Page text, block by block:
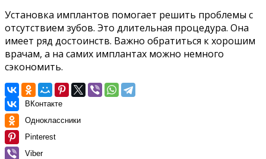
Установка имплантов помогает решить проблемы с
отсутствием зубов. Это длительная процедура. Она
имеет ряд достоинств. Важно обратиться к хорошим
врачам, а на самих имплантах можно немного
сэкономить.
ВКонтакте
Одноклассники
Pinterest
Viber